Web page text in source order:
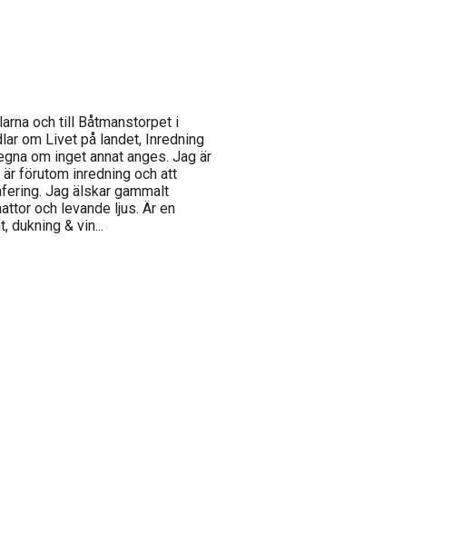
och till Båtmanstorpet i
om Livet på landet, Inredning
om inget annat anges. Jag är
förutom inredning och att
Jag älskar gammalt
och levande ljus. Är en
dukning & vin...